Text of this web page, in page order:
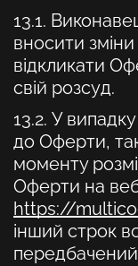
13.1.
вносити
відкликати
свій розсуд.
13.2. У
до Оферти,
моменту
Оферти на
https://
інший строк